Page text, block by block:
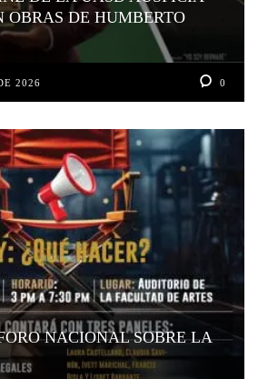
OBRAS DE HUMBERTO
2026 0
NACIONAL SOBRE LA